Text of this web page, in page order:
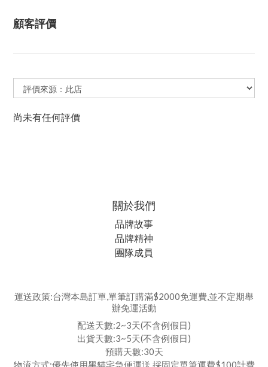
顧客評價
尚未有任何評價
關於我們
品牌故事
品牌精神
團隊成員
運送政策:台灣本島訂單,單筆訂購滿$2000免運費,並不定期舉
辦免運活動
配送天數:2~3天(不含例假日)
出貨天數:3~5天(不含例假日)
預購天數:30天
物流方式:優先使用黑貓宅急便運送,採固定單筆運費$100計費